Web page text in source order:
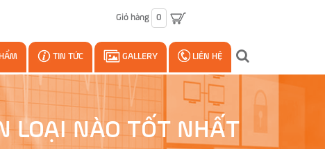
Giỏ hàng 0
TIN TỨC GALLERY LIÊN HỆ
LOẠI NÀO TỐT NHẤT